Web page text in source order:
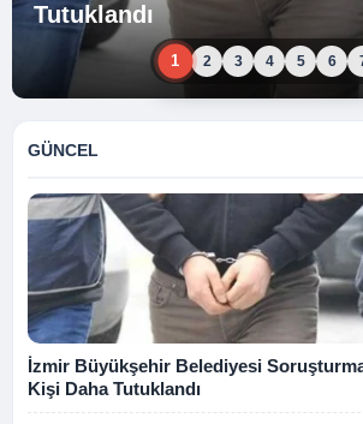
Tutuklandı
1 2 3 4 5 6
GÜNCEL
İzmir Büyükşehir Belediyesi
Kişi Daha Tutuklandı